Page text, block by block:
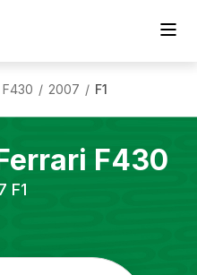
F430 / 2007 / F1
F430
F1